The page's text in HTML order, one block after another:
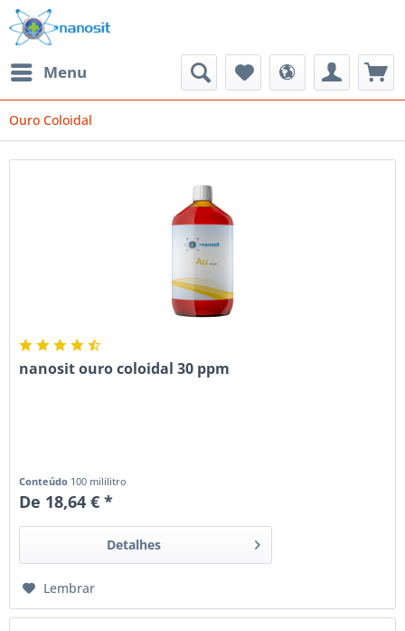
Menu
Ouro Coloidal
nanosit ouro coloidal 30 ppm
Conteúdo 100 mililitro
De 18,64 € *
Detalhes
Lembrar